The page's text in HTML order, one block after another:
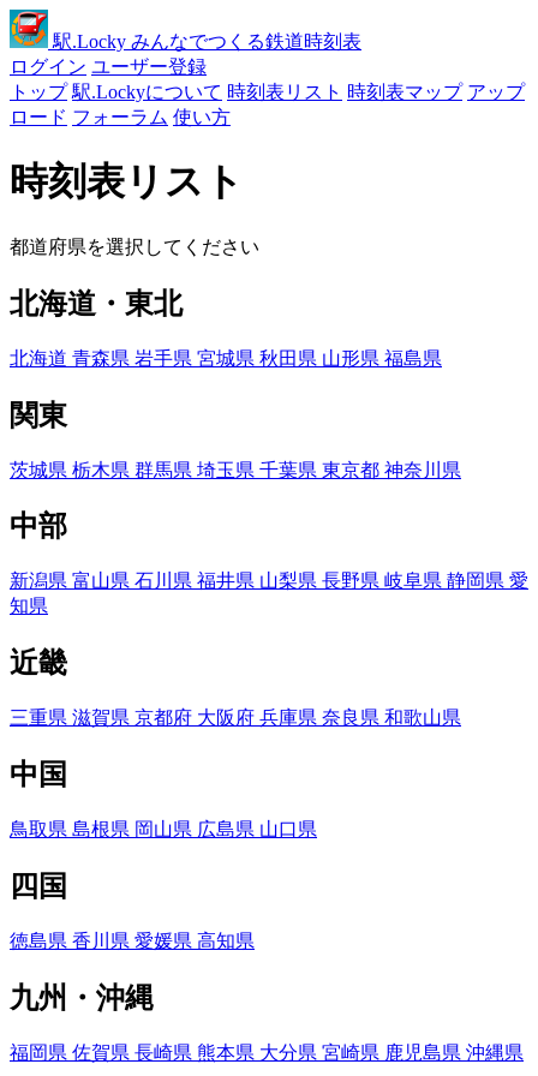
駅.Locky みんなでつくる鉄道時刻表
ログイン ユーザー登録
トップ 駅.Lockyについて 時刻表リスト 時刻表マップ アップ
ロード フォーラム 使い方
時刻表リスト
都道府県を選択してください
北海道・東北
北海道 青森県 岩手県 宮城県 秋田県 山形県 福島県
関東
茨城県 栃木県 群馬県 埼玉県 千葉県 東京都 神奈川県
中部
新潟県 富山県 石川県 福井県 山梨県 長野県 岐阜県 静岡県 愛
知県
近畿
三重県 滋賀県 京都府 大阪府 兵庫県 奈良県 和歌山県
中国
鳥取県 島根県 岡山県 広島県 山口県
四国
徳島県 香川県 愛媛県 高知県
九州・沖縄
福岡県 佐賀県 長崎県 熊本県 大分県 宮崎県 鹿児島県 沖縄県